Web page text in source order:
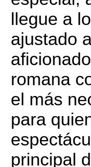
llegue a
ajustado
romana
el más
para
principal